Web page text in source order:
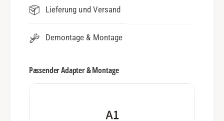
Lieferung und Versand
Demontage & Montage
Passender Adapter & Montage